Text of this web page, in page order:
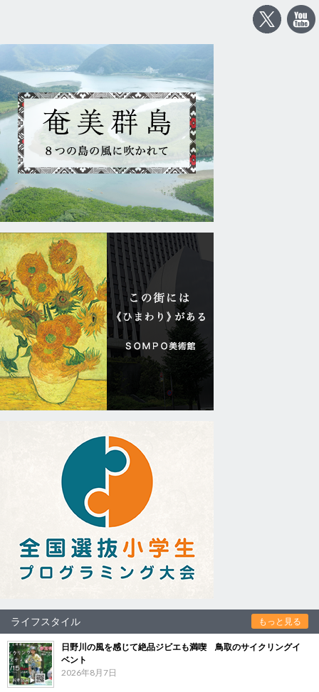
ライフスタイル もっと見る
日野川の風を感じて絶品ジビエも満喫 鳥取のサイクリングイ
ベント
2026年8月7日